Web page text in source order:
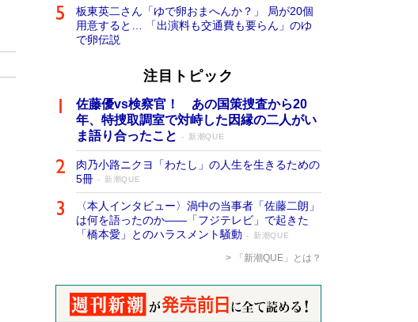
板東英二さん「ゆで卵おまへんか？」 局が20個
用意すると… 「出演料も交通費も要らん」のゆ
で卵伝説
注目トピック
佐藤優vs検察官！ あの国策捜査から20
年、特捜取調室で対峙した因縁の二人がい
ま語り合ったこと
新潮QUE
肉乃小路ニクヨ「わたし」の人生を生きるための
5冊
新潮QUE
〈本人インタビュー〉渦中の当事者「佐藤二朗」
は何を語ったのか――「フジテレビ」で起きた
「橋本愛」とのハラスメント騒動
新潮QUE
「新潮QUE」とは？